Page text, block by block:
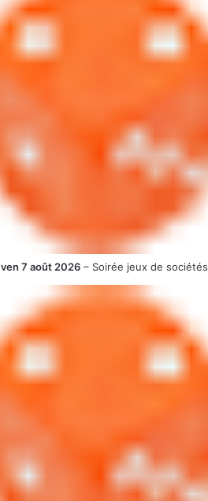
ven 7 août 2026 – Soirée jeux de sociétés